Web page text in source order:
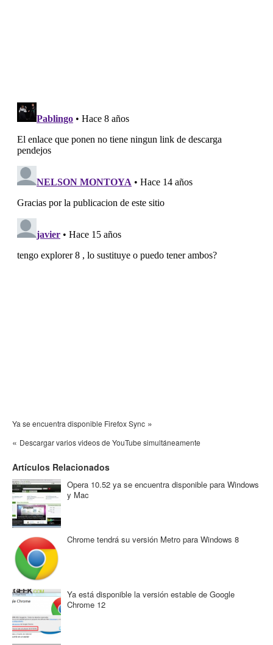
Ya se encuentra disponible Firefox Sync »
« Descargar varios videos de YouTube simultáneamente
Artículos Relacionados
Opera 10.52 ya se encuentra disponible para Windows
y Mac
Chrome tendrá su versión Metro para Windows 8
Ya está disponible la versión estable de Google
Chrome 12